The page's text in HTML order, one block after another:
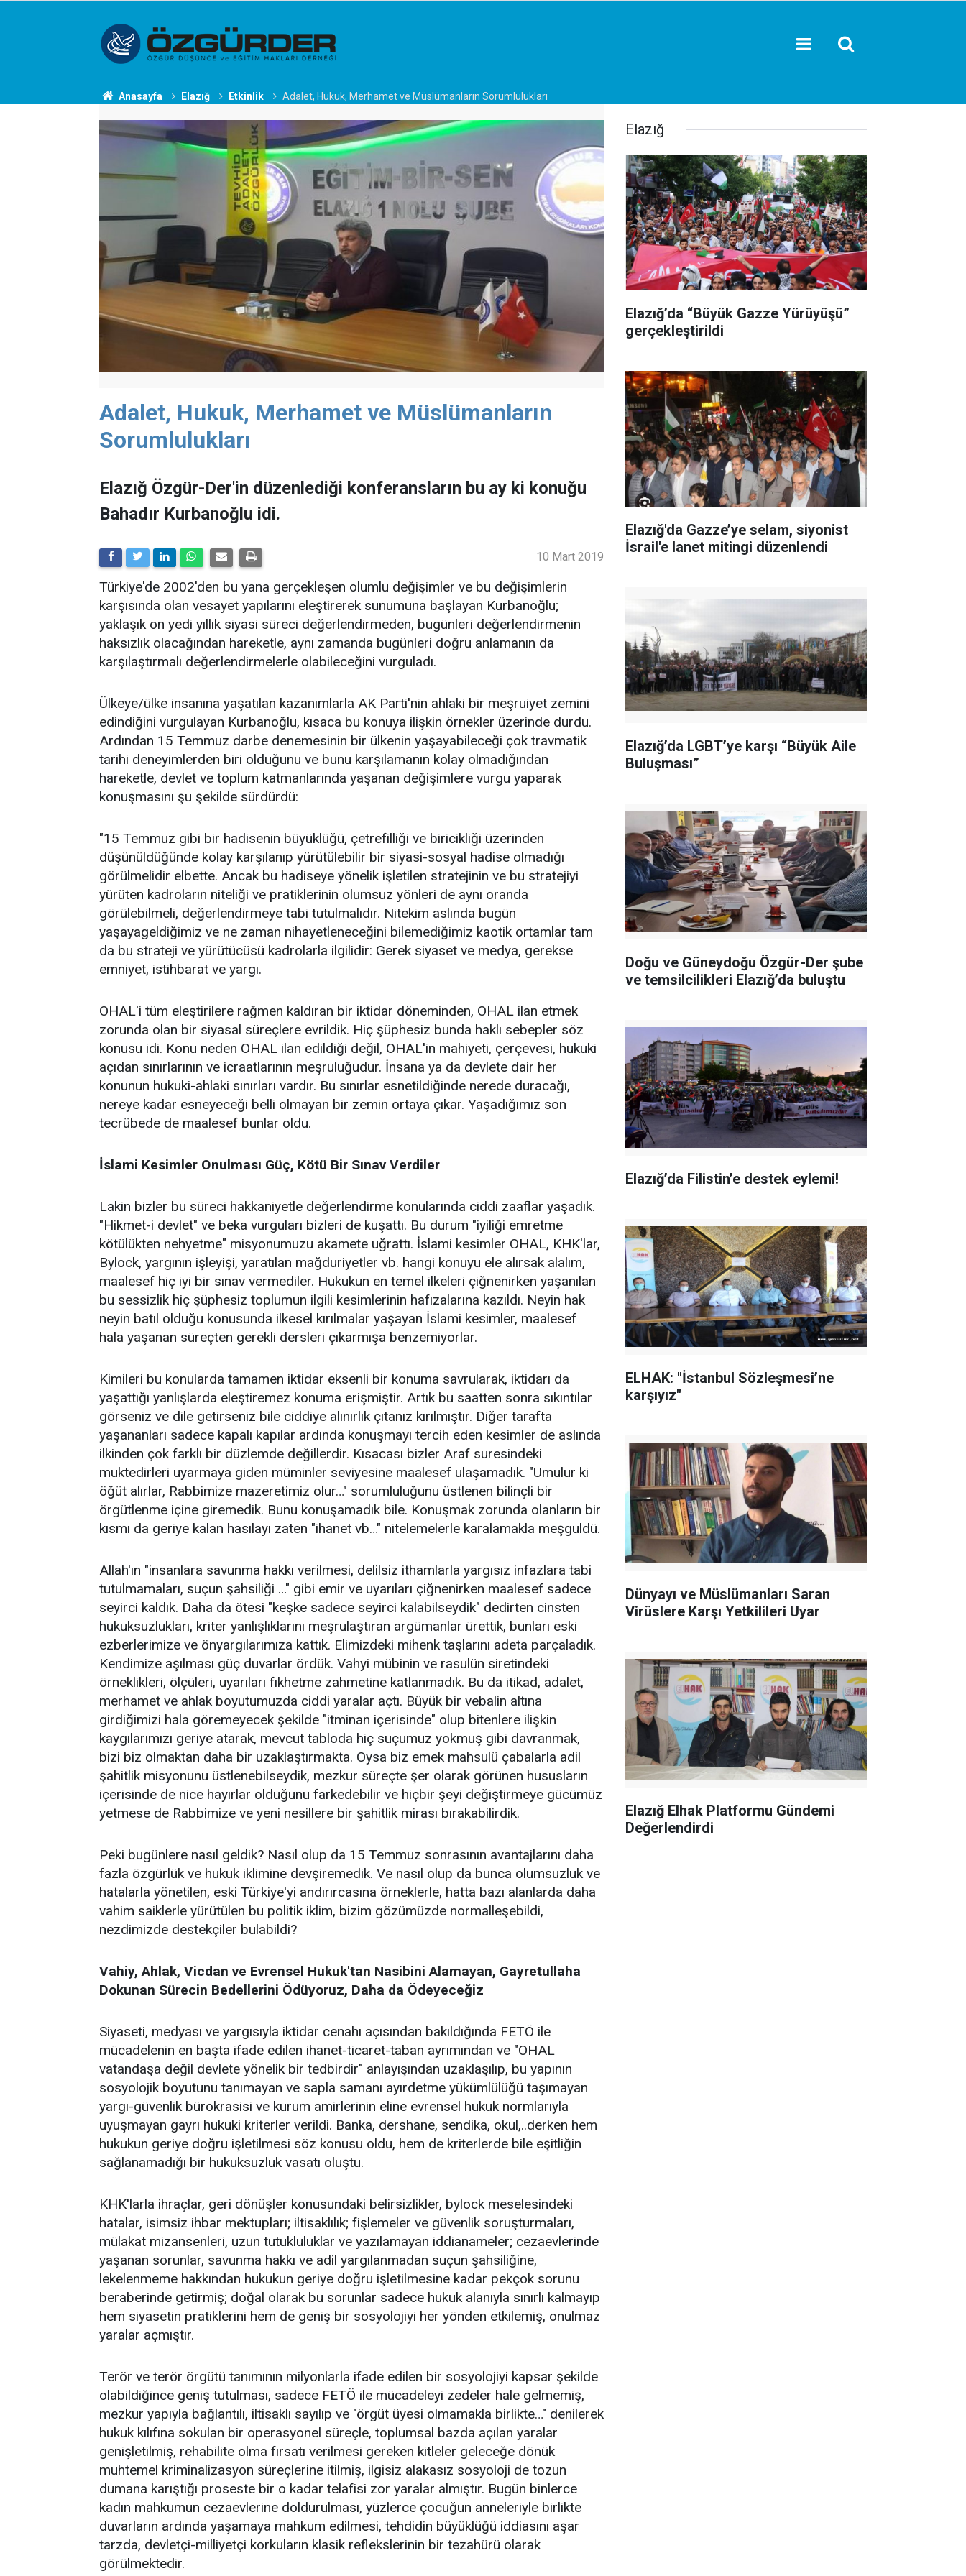
Anasayfa Elazığ Etkinlik Adalet, Hukuk, Merhamet ve Müslümanların Sorumlulukları
Adalet, Hukuk, Merhamet ve Müslümanların
Sorumlulukları
Elazığ Özgür-Der'in düzenlediği konferansların bu ay ki konuğu
Bahadır Kurbanoğlu idi.
10 Mart 2019
Türkiye'de 2002'den bu yana gerçekleşen olumlu değişimler ve bu değişimlerin
karşısında olan vesayet yapılarını eleştirerek sunumuna başlayan Kurbanoğlu;
yaklaşık on yedi yıllık siyasi süreci değerlendirmeden, bugünleri değerlendirmenin
haksızlık olacağından hareketle, aynı zamanda bugünleri doğru anlamanın da
karşılaştırmalı değerlendirmelerle olabileceğini vurguladı.
Ülkeye/ülke insanına yaşatılan kazanımlarla AK Parti'nin ahlaki bir meşruiyet zemini
edindiğini vurgulayan Kurbanoğlu, kısaca bu konuya ilişkin örnekler üzerinde durdu.
Ardından 15 Temmuz darbe denemesinin bir ülkenin yaşayabileceği çok travmatik
tarihi deneyimlerden biri olduğunu ve bunu karşılamanın kolay olmadığından
hareketle, devlet ve toplum katmanlarında yaşanan değişimlere vurgu yaparak
konuşmasını şu şekilde sürdürdü:
"15 Temmuz gibi bir hadisenin büyüklüğü, çetrefilliği ve biricikliği üzerinden
düşünüldüğünde kolay karşılanıp yürütülebilir bir siyasi-sosyal hadise olmadığı
görülmelidir elbette. Ancak bu hadiseye yönelik işletilen stratejinin ve bu stratejiyi
yürüten kadroların niteliği ve pratiklerinin olumsuz yönleri de aynı oranda
görülebilmeli, değerlendirmeye tabi tutulmalıdır. Nitekim aslında bugün
yaşayageldiğimiz ve ne zaman nihayetleneceğini bilemediğimiz kaotik ortamlar tam
da bu strateji ve yürütücüsü kadrolarla ilgilidir: Gerek siyaset ve medya, gerekse
emniyet, istihbarat ve yargı.
OHAL'i tüm eleştirilere rağmen kaldıran bir iktidar döneminden, OHAL ilan etmek
zorunda olan bir siyasal süreçlere evrildik. Hiç şüphesiz bunda haklı sebepler söz
konusu idi. Konu neden OHAL ilan edildiği değil, OHAL'in mahiyeti, çerçevesi, hukuki
açıdan sınırlarının ve icraatlarının meşruluğudur. İnsana ya da devlete dair her
konunun hukuki-ahlaki sınırları vardır. Bu sınırlar esnetildiğinde nerede duracağı,
nereye kadar esneyeceği belli olmayan bir zemin ortaya çıkar. Yaşadığımız son
tecrübede de maalesef bunlar oldu.
İslami Kesimler Onulması Güç, Kötü Bir Sınav Verdiler
Lakin bizler bu süreci hakkaniyetle değerlendirme konularında ciddi zaaflar yaşadık.
"Hikmet-i devlet" ve beka vurguları bizleri de kuşattı. Bu durum "iyiliği emretme
kötülükten nehyetme" misyonumuzu akamete uğrattı. İslami kesimler OHAL, KHK'lar,
Bylock, yargının işleyişi, yaratılan mağduriyetler vb. hangi konuyu ele alırsak alalım,
maalesef hiç iyi bir sınav vermediler. Hukukun en temel ilkeleri çiğnenirken yaşanılan
bu sessizlik hiç şüphesiz toplumun ilgili kesimlerinin hafızalarına kazıldı. Neyin hak
neyin batıl olduğu konusunda ilkesel kırılmalar yaşayan İslami kesimler, maalesef
hala yaşanan süreçten gerekli dersleri çıkarmışa benzemiyorlar.
Kimileri bu konularda tamamen iktidar eksenli bir konuma savrularak, iktidarı da
yaşattığı yanlışlarda eleştiremez konuma erişmiştir. Artık bu saatten sonra sıkıntılar
görseniz ve dile getirseniz bile ciddiye alınırlık çıtanız kırılmıştır. Diğer tarafta
yaşananları sadece kapalı kapılar ardında konuşmayı tercih eden kesimler de aslında
ilkinden çok farklı bir düzlemde değillerdir. Kısacası bizler Araf suresindeki
muktedirleri uyarmaya giden müminler seviyesine maalesef ulaşamadık. "Umulur ki
öğüt alırlar, Rabbimize mazeretimiz olur…" sorumluluğunu üstlenen bilinçli bir
örgütlenme içine giremedik. Bunu konuşamadık bile. Konuşmak zorunda olanların bir
kısmı da geriye kalan hasılayı zaten "ihanet vb…" nitelemelerle karalamakla meşguldü.
Allah'ın "insanlara savunma hakkı verilmesi, delilsiz ithamlarla yargısız infazlara tabi
tutulmamaları, suçun şahsiliği …" gibi emir ve uyarıları çiğnenirken maalesef sadece
seyirci kaldık. Daha da ötesi "keşke sadece seyirci kalabilseydik" dedirten cinsten
hukuksuzlukları, kriter yanlışlıklarını meşrulaştıran argümanlar ürettik, bunları eski
ezberlerimize ve önyargılarımıza kattık. Elimizdeki mihenk taşlarını adeta parçaladık.
Kendimize aşılması güç duvarlar ördük. Vahyi mübinin ve rasulün siretindeki
örneklikleri, ölçüleri, uyarıları fıkhetme zahmetine katlanmadık. Bu da itikad, adalet,
merhamet ve ahlak boyutumuzda ciddi yaralar açtı. Büyük bir vebalin altına
girdiğimizi hala göremeyecek şekilde "itminan içerisinde" olup bitenlere ilişkin
kaygılarımızı geriye atarak, mevcut tabloda hiç suçumuz yokmuş gibi davranmak,
bizi biz olmaktan daha bir uzaklaştırmakta. Oysa biz emek mahsulü çabalarla adil
şahitlik misyonunu üstlenebilseydik, mezkur süreçte şer olarak görünen hususların
içerisinde de nice hayırlar olduğunu farkedebilir ve hiçbir şeyi değiştirmeye gücümüz
yetmese de Rabbimize ve yeni nesillere bir şahitlik mirası bırakabilirdik.
Peki bugünlere nasıl geldik? Nasıl olup da 15 Temmuz sonrasının avantajlarını daha
fazla özgürlük ve hukuk iklimine devşiremedik. Ve nasıl olup da bunca olumsuzluk ve
hatalarla yönetilen, eski Türkiye'yi andırırcasına örneklerle, hatta bazı alanlarda daha
vahim saiklerle yürütülen bu politik iklim, bizim gözümüzde normalleşebildi,
nezdimizde destekçiler bulabildi?
Vahiy, Ahlak, Vicdan ve Evrensel Hukuk'tan Nasibini Alamayan, Gayretullaha
Dokunan Sürecin Bedellerini Ödüyoruz, Daha da Ödeyeceğiz
Siyaseti, medyası ve yargısıyla iktidar cenahı açısından bakıldığında FETÖ ile
mücadelenin en başta ifade edilen ihanet-ticaret-taban ayrımından ve "OHAL
vatandaşa değil devlete yönelik bir tedbirdir" anlayışından uzaklaşılıp, bu yapının
sosyolojik boyutunu tanımayan ve sapla samanı ayırdetme yükümlülüğü taşımayan
yargı-güvenlik bürokrasisi ve kurum amirlerinin eline evrensel hukuk normlarıyla
uyuşmayan gayrı hukuki kriterler verildi. Banka, dershane, sendika, okul,..derken hem
hukukun geriye doğru işletilmesi söz konusu oldu, hem de kriterlerde bile eşitliğin
sağlanamadığı bir hukuksuzluk vasatı oluştu.
KHK'larla ihraçlar, geri dönüşler konusundaki belirsizlikler, bylock meselesindeki
hatalar, isimsiz ihbar mektupları; iltisaklılık; fişlemeler ve güvenlik soruşturmaları,
mülakat mizansenleri, uzun tutukluluklar ve yazılamayan iddianameler; cezaevlerinde
yaşanan sorunlar, savunma hakkı ve adil yargılanmadan suçun şahsiliğine,
lekelenmeme hakkından hukukun geriye doğru işletilmesine kadar pekçok sorunu
beraberinde getirmiş; doğal olarak bu sorunlar sadece hukuk alanıyla sınırlı kalmayıp
hem siyasetin pratiklerini hem de geniş bir sosyolojiyi her yönden etkilemiş, onulmaz
yaralar açmıştır.
Terör ve terör örgütü tanımının milyonlarla ifade edilen bir sosyolojiyi kapsar şekilde
olabildiğince geniş tutulması, sadece FETÖ ile mücadeleyi zedeler hale gelmemiş,
mezkur yapıyla bağlantılı, iltisaklı sayılıp ve "örgüt üyesi olmamakla birlikte…" denilerek
hukuk kılıfına sokulan bir operasyonel süreçle, toplumsal bazda açılan yaralar
genişletilmiş, rehabilite olma fırsatı verilmesi gereken kitleler geleceğe dönük
muhtemel kriminalizasyon süreçlerine itilmiş, ilgisiz alakasız sosyoloji de tozun
dumana karıştığı proseste bir o kadar telafisi zor yaralar almıştır. Bugün binlerce
kadın mahkumun cezaevlerine doldurulması, yüzlerce çocuğun anneleriyle birlikte
duvarların ardında yaşamaya mahkum edilmesi, tehdidin büyüklüğü iddiasını aşar
tarzda, devletçi-milliyetçi korkuların klasik reflekslerinin bir tezahürü olarak
görülmektedir.
Elazığ
Elazığ’da “Büyük Gazze Yürüyüşü”
gerçekleştirildi
Elazığ'da Gazze’ye selam, siyonist
İsrail'e lanet mitingi düzenlendi
Elazığ’da LGBT’ye karşı “Büyük Aile
Buluşması”
Doğu ve Güneydoğu Özgür-Der şube
ve temsilcilikleri Elazığ’da buluştu
Elazığ’da Filistin’e destek eylemi!
ELHAK: "İstanbul Sözleşmesi’ne
karşıyız"
Dünyayı ve Müslümanları Saran
Virüslere Karşı Yetkilileri Uyar
Elazığ Elhak Platformu Gündemi
Değerlendirdi